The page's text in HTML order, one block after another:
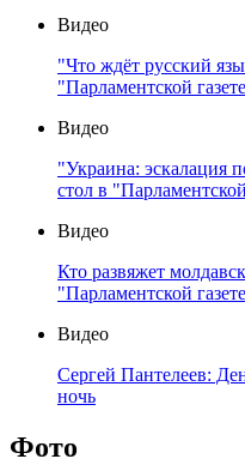
Видео
"Что ждёт русский
"Парламентской
Видео
"Украина: эскалация
стол в
Видео
Кто развяжет
"Парламентской
Видео
Сергей Пантелеев:
ночь
Фото